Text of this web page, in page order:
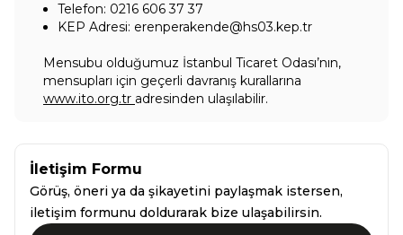
Telefon: 0216 606 37 37
KEP Adresi: erenperakende@hs03.kep.tr
Mensubu olduğumuz İstanbul Ticaret Odası’nın,
mensupları için geçerli davranış kurallarına
www.ito.org.tr adresinden ulaşılabilir.
İletişim Formu
Görüş, öneri ya da şikayetini paylaşmak istersen,
iletişim formunu doldurarak bize ulaşabilirsin.